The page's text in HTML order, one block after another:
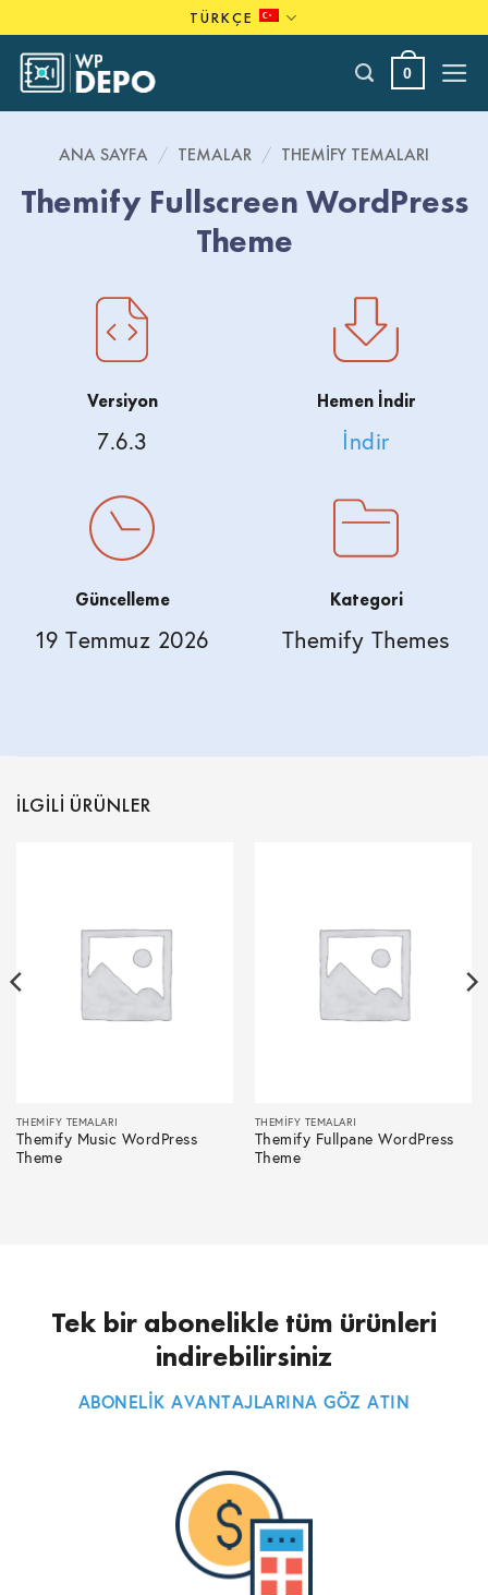
to
content
TÜRKÇE
0
ANA SAYFA / TEMALAR / THEMIFY TEMALARI
Themify Fullscreen WordPress
Theme
Versiyon
7.6.3
Hemen İndir
İndir
Güncelleme
19 Temmuz 2026
Kategori
Themify Themes
İLGILI ÜRÜNLER
THEMIFY TEMALARI
Themify Music WordPress
Theme
THEMIFY TEMALARI
Themify Fullpane WordPress
Theme
Tek bir abonelikle tüm ürünleri
indirebilirsiniz
ABONELİK AVANTAJLARINA GÖZ ATIN